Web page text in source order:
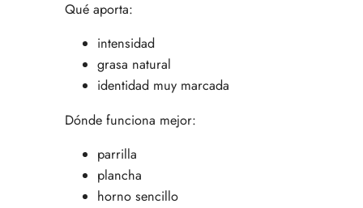
Qué aporta:
intensidad
grasa natural
identidad muy marcada
Dónde funciona mejor:
parrilla
plancha
horno sencillo